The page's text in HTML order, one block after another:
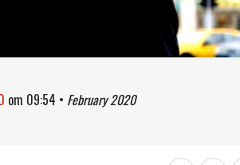
om 09:54 • February 2020